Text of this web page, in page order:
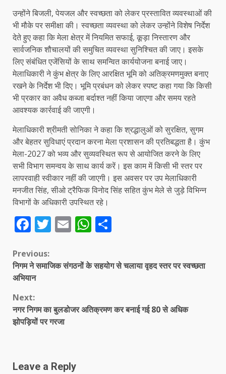
उन्होंने बिजली, पेयजल और स्वच्छता को लेकर प्रस्तावित व्यवस्थाओं की
भी मौके पर समीक्षा की। स्वच्छता व्यवस्था को लेकर उन्होंने विशेष निर्देश
देते हुए कहा कि मेला क्षेत्र में नियमित सफाई, कूड़ा निस्तारण और
सार्वजनिक शौचालयों की समुचित व्यवस्था सुनिश्चित की जाए। इसके
लिए संबंधित एजेंसियों के साथ समन्वित कार्ययोजना बनाई जाए।
मेलाधिकारी ने कुंभ क्षेत्र के लिए आरक्षित भूमि को अतिक्रमणमुक्त बनाए
रखने के निर्देश भी दिए। भूमि प्रबंधन को लेकर स्पष्ट कहा गया कि किसी
भी प्रकार का अवैध कब्जा बर्दाश्त नहीं किया जाएगा और समय रहते
आवश्यक कार्रवाई की जाएगी।
मेलाधिकारी श्रीमती सोनिका ने कहा कि श्रद्धालुओं को सुरक्षित, सुगम
और बेहतर सुविधाएं प्रदान करना मेला प्रशासन की प्रतिबद्धता है। कुंभ
मेला-2027 को भव्य और सुव्यवस्थित रूप से आयोजित करने के लिए
सभी विभाग समन्वय के साथ कार्य करें। इस काम में किसी भी स्तर पर
लापरवाही स्वीकार नहीं की जाएगी। इस अवसर पर उप मेलाधिकारी
मनजीत सिंह, सीओ ट्रैफिक विनोद सिंह सहित कुंभ मेले से जुड़े विभिन्न
विभागों के अधिकारी उपस्थित रहे।
Facebook
Twitter
EmailWhatsApp
Continue
Reading
Previous:
निगम ने समाजिक संगठनों के सहयोग से चलाया वृहद स्तर पर स्वच्छता
अभियान
Next:
नगर निगम का बुलडोजर अतिक्रमण कर बनाई गई 80 से अधिक
झोपड़ियों पर गरजा
Leave a Reply